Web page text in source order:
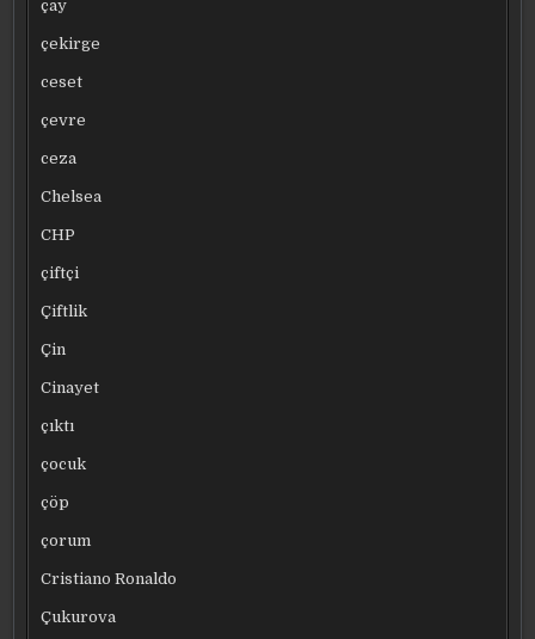
çay
çekirge
ceset
çevre
ceza
Chelsea
CHP
çiftçi
Çiftlik
Çin
Cinayet
çıktı
çocuk
çöp
çorum
Cristiano Ronaldo
Çukurova